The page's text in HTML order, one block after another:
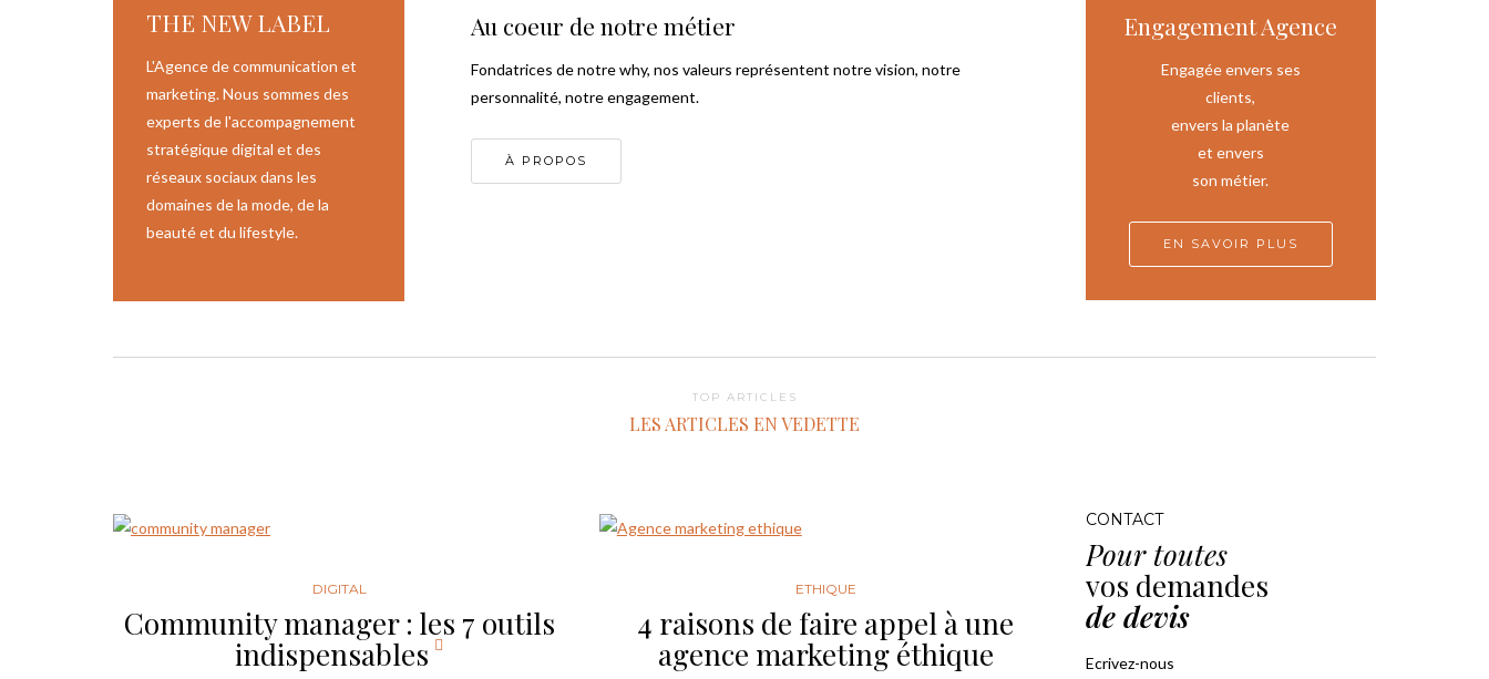
THE NEW LABEL
L'Agence de communication et
marketing. Nous sommes des
experts de l'accompagnement
stratégique digital et des
réseaux sociaux dans les
domaines de la mode, de la
beauté et du lifestyle.
Au coeur de notre métier
Fondatrices de notre why, nos valeurs représentent notre vision, notre
personnalité, notre engagement.
À PROPOS
Engagement Agence
Engagée envers ses
clients,
envers la planète
et envers
son métier.
EN SAVOIR PLUS
TOP ARTICLES
LES ARTICLES EN VEDETTE
DIGITAL
Community manager : les 7 outils
indispensables
ETHIQUE
4 raisons de faire appel à une
agence marketing éthique
CONTACT
Pour toutes
vos demandes
de devis
Ecrivez-nous